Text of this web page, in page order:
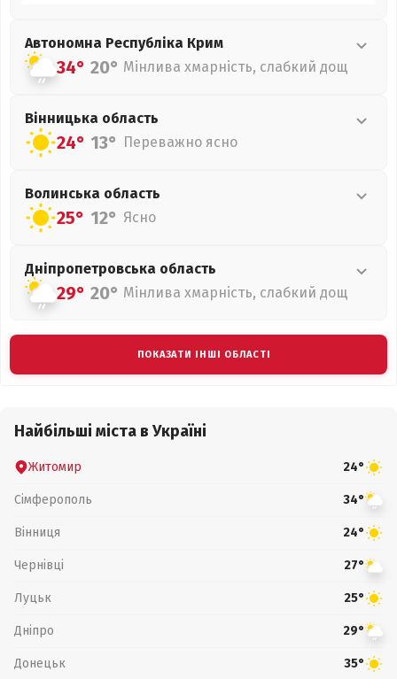
Автономна Республіка Крим
34° 20° Мінлива хмарність, слабкий дощ
Вінницька область
24° 13° Переважно ясно
Волинська область
25° 12° Ясно
Дніпропетровська область
29° 20° Мінлива хмарність, слабкий дощ
ПОКАЗАТИ ІНШІ ОБЛАСТІ
Найбільші міста в Україні
Житомир 24°
Сімферополь 34°
Вінниця 24°
Чернівці 27°
Луцьк 25°
Дніпро 29°
Донецьк 35°